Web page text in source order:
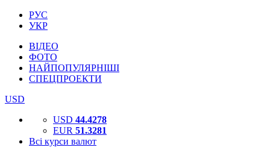
РУС
УКР
ВІДЕО
ФОТО
НАЙПОПУЛЯРНІШІ
СПЕЦПРОЕКТИ
USD
USD 44.4278
EUR 51.3281
Всі курси валют